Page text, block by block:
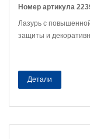
Номер артикула
Лазурь с
защиты и
Детали